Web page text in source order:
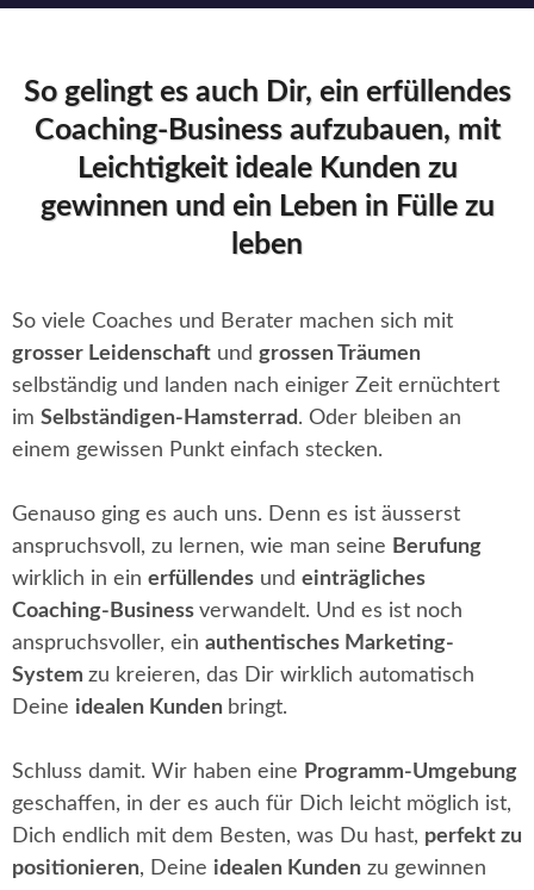
So gelingt es auch Dir, ein erfüllendes
Coaching-Business aufzubauen, mit
Leichtigkeit ideale Kunden zu
gewinnen und ein Leben in Fülle zu
leben
So viele Coaches und Berater machen sich mit
grosser Leidenschaft und grossen Träumen
selbständig und landen nach einiger Zeit ernüchtert
im Selbständigen-Hamsterrad. Oder bleiben an
einem gewissen Punkt einfach stecken.
Genauso ging es auch uns. Denn es ist äusserst
anspruchsvoll, zu lernen, wie man seine Berufung
wirklich in ein erfüllendes und einträgliches
Coaching-Business verwandelt. Und es ist noch
anspruchsvoller, ein authentisches Marketing-
System zu kreieren, das Dir wirklich automatisch
Deine idealen Kunden bringt.
Schluss damit. Wir haben eine Programm-Umgebung
geschaffen, in der es auch für Dich leicht möglich ist,
Dich endlich mit dem Besten, was Du hast, perfekt zu
positionieren, Deine idealen Kunden zu gewinnen